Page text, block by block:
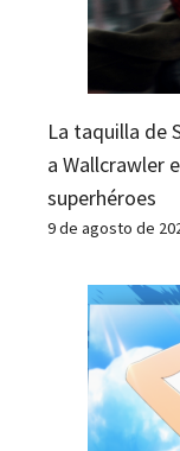
La taquilla de
a Wallcrawler
superhéroes
9 de agosto de